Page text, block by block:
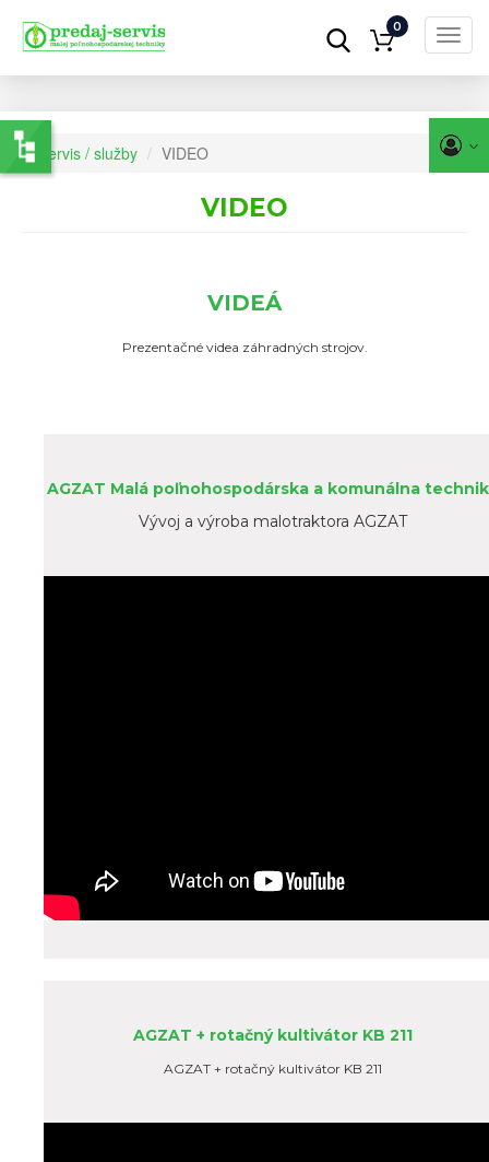
Skočiť
hlavný
obsah
0
Servis / služby VIDEO
VIDEO
VIDEÁ
Prezentačné videa záhradných strojov.
AGZAT Malá poľnohospodárska a komunálna
Vývoj a výroba malotraktora AGZAT
AGZAT + rotačný kultivátor KB 211
AGZAT + rotačný kultivátor KB 211